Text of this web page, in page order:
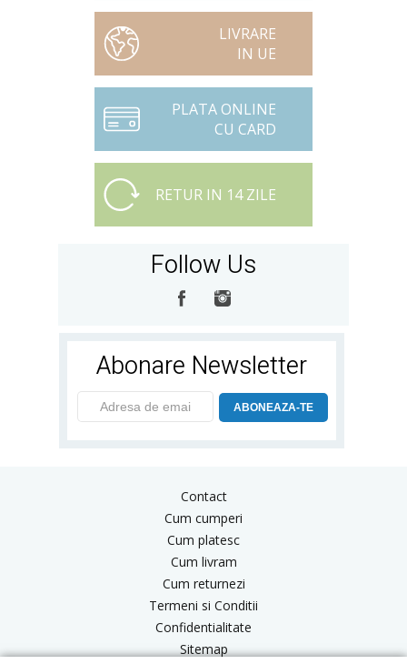
LIVRARE
IN UE
PLATA ONLINE
CU CARD
RETUR IN 14 ZILE
Follow Us
Abonare Newsletter
ABONEAZA-TE
Contact
Cum cumperi
Cum platesc
Cum livram
Cum returnezi
Termeni si Conditii
Confidentialitate
Sitemap